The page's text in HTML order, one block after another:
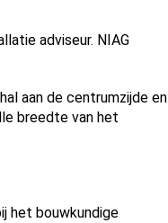
adviseur. NIAG
aan de centrumzijde en
breedte van het
het bouwkundige